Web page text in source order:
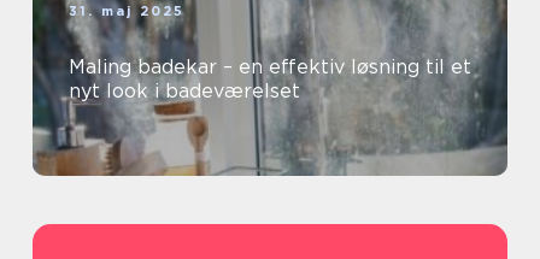
31. maj 2025
Maling badekar – en effektiv løsning til et
nyt look i badeværelset